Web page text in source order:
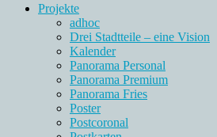
Projekte
adhoc
Drei Stadtteile – eine Vision
Kalender
Panorama Personal
Panorama Premium
Panorama Fries
Poster
Postcoronal